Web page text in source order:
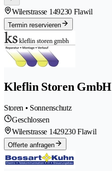
Wilerstrasse 149230 Flawil
Termin reservieren
Kleflin Storen GmbH
Storen • Sonnenschutz
Geschlossen
Wilerstrasse 1429230 Flawil
Offerte anfragen